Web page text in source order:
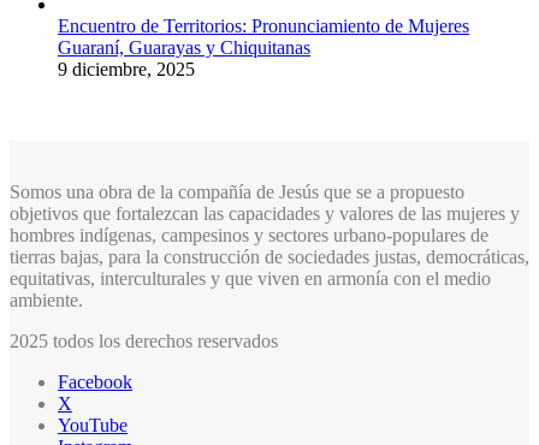
Encuentro de Territorios: Pronunciamiento de Mujeres
Guaraní, Guarayas y Chiquitanas
9 diciembre, 2025
Somos una obra de la compañía de Jesús que se a propuesto
objetivos que fortalezcan las capacidades y valores de las mujeres y
hombres indígenas, campesinos y sectores urbano-populares de
tierras bajas, para la construcción de sociedades justas, democráticas,
equitativas, interculturales y que viven en armonía con el medio
ambiente.
2025 todos los derechos reservados
Facebook
X
YouTube